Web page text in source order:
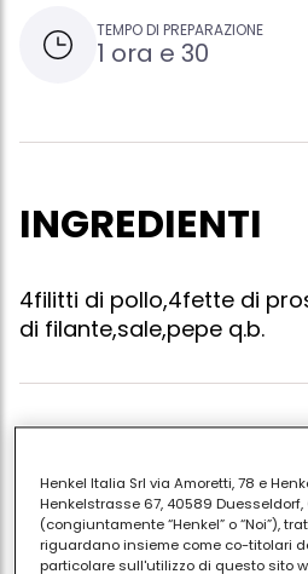
TEMPO DI PREPARAZIONE
1 ora e 30
INGREDIENTI
4filitti di pollo,4fette di
di filante,sale,pepe q.b.
Riempire i filetti di pollo con il
padella con un filino di olio
spumare con del vino b.co a
spicchio di aglio aggiungerei
Henkel Italia Srl via Amoretti, 78 e
Henkelstrasse 67, 40589 Duesseldorf,
(congiuntamente “Henkel” o “Noi”),
riguardano insieme come co-titolari
particolare sull'utilizzo di questo sito